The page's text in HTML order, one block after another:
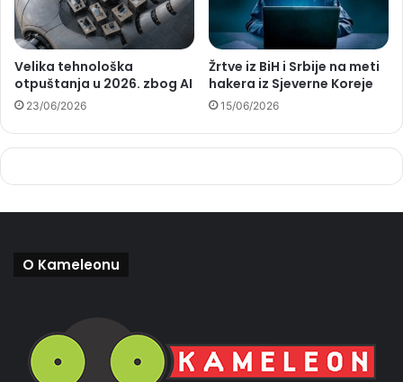
Velika tehnološka
otpuštanja u 2026. zbog AI
23/06/2026
Žrtve iz BiH i Srbije na meti
hakera iz Sjeverne Koreje
15/06/2026
O Kameleonu